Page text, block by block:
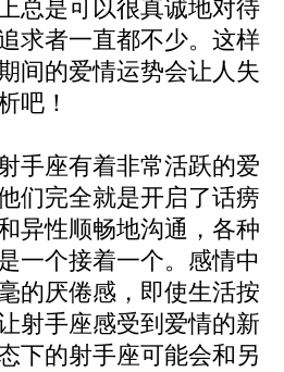
总是可以很真诚地对待
求者一直都不少。这样
间的爱情运势会让人失
吧！
手座有着非常活跃的爱
们完全就是开启了话痨
异性顺畅地沟通，各种
一个接着一个。感情中
的厌倦感，即使生活按
射手座感受到爱情的新
下的射手座可能会和另